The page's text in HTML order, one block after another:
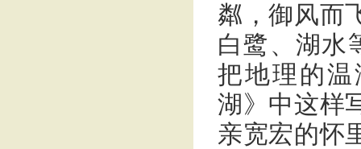
粼，御风而
白鹭、湖水
把地理的
湖》中这样
亲宽宏的怀